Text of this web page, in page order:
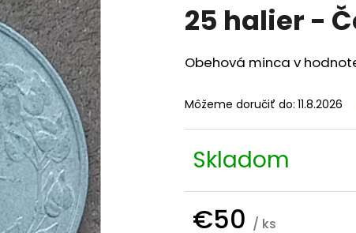
25 halier -
Obehová minca v
Môžeme doručiť do: 11.8.2026
Skladom
€50 / ks
HĽADAŤ
Odporúčame